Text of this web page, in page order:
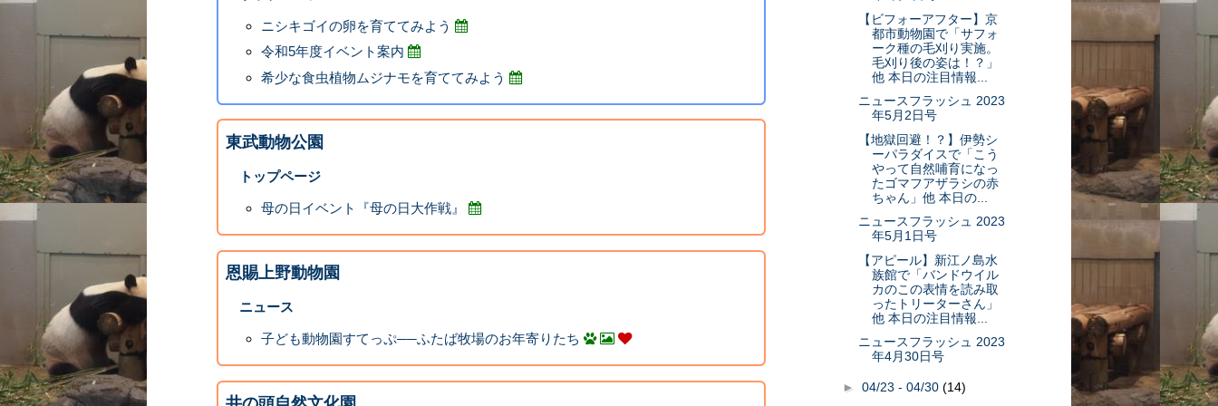
ニシキゴイの卵を育ててみよう
令和5年度イベント案内
希少な食虫植物ムジナモを育ててみよう
東武動物公園
トップページ
母の日イベント『母の日大作戦』
恩賜上野動物園
ニュース
子ども動物園すてっぷ──ふたば牧場のお年寄りたち
【ビフォーアフター】京
都市動物園で「サフォ
ーク種の毛刈り実施。
毛刈り後の姿は！？」
他 本日の注目情報...
ニュースフラッシュ 2023
年5月2日号
【地獄回避！？】伊勢シ
ーパラダイスで「こう
やって自然哺育になっ
たゴマフアザラシの赤
ちゃん」他 本日の...
ニュースフラッシュ 2023
年5月1日号
【アピール】新江ノ島水
族館で「バンドウイル
カのこの表情を読み取
ったトリーターさん」
他 本日の注目情報...
ニュースフラッシュ 2023
年4月30日号
► 04/23 - 04/30 (14)